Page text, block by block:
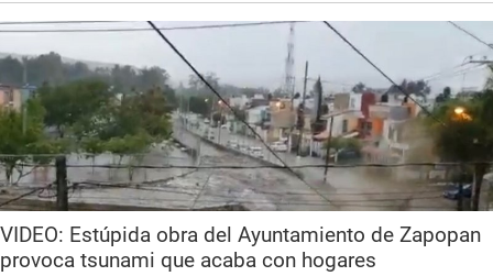
VIDEO: Estúpida obra del Ayuntamiento de Zapopan
provoca tsunami que acaba con hogares